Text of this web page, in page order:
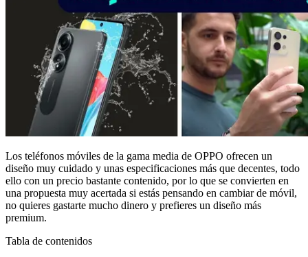
Los teléfonos móviles de la gama media de OPPO ofrecen un
diseño muy cuidado y unas especificaciones más que decentes, todo
ello con un precio bastante contenido, por lo que se convierten en
una propuesta muy acertada si estás pensando en cambiar de móvil,
no quieres gastarte mucho dinero y prefieres un diseño más
premium.
Tabla de contenidos